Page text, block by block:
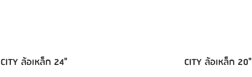
CITY ล้อเหล็ก 24" CITY ล้อเหล็ก 20"